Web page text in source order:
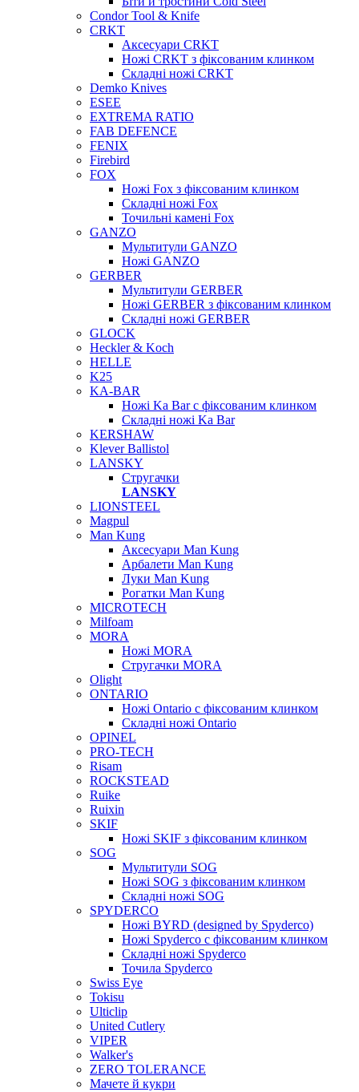
Condor Tool & Knife
CRKT
Аксесуари CRKT
Ножі CRKT з фіксованим клинком
Складні ножі CRKT
Demko Knives
ESEE
EXTREMA RATIO
FAB DEFENCE
FENIX
Firebird
FOX
Ножі Fox з фіксованим клинком
Складні ножі Fox
Точильні камені Fox
GANZO
Мультитули GANZO
Ножі GANZO
GERBER
Мультитули GERBER
Ножі GERBER з фіксованим клинком
Складні ножі GERBER
GLOCK
Heckler & Koch
HELLE
K25
KA-BAR
Ножі Ka Bar c фіксованим клинком
Складні ножі Ka Bar
KERSHAW
Klever Ballistol
LANSKY
Стругачки
LANSKY
LIONSTEEL
Magpul
Man Kung
Аксесуари Man Kung
Арбалети Man Kung
Луки Man Kung
Рогатки Man Kung
MICROTECH
Milfoam
MORA
Ножі MORA
Стругачки MORA
Olight
ONTARIO
Ножі Ontario c фіксованим клинком
Складні ножі Ontario
OPINEL
PRO-TECH
Risam
ROCKSTEAD
Ruike
Ruixin
SKIF
Ножі SKIF з фіксованим клинком
SOG
Мультитули SOG
Ножі SOG з фіксованим клинком
Складні ножі SOG
SPYDERCO
Ножі BYRD (designed by Spyderco)
Ножі Spyderco c фіксованим клинком
Складні ножі Spyderco
Точила Spyderco
Swiss Eye
Tokisu
Ulticlip
United Cutlery
VIPER
Walker's
ZERO TOLERANCE
Мачете й кукри